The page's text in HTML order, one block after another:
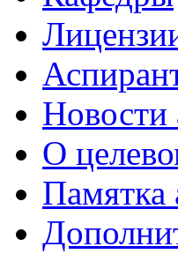
Новости
О
Памятка